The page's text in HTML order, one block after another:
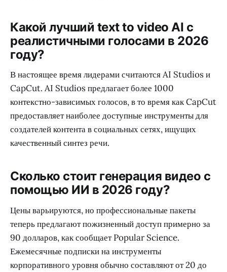
Какой лучший text to video AI с
реалистичными голосами в 2026
году?
В настоящее время лидерами считаются AI Studios и
CapCut. AI Studios предлагает более 1000
контекстно-зависимых голосов, в то время как CapCut
предоставляет наиболее доступные инструменты для
создателей контента в социальных сетях, ищущих
качественный синтез речи.
Сколько стоит генерация видео с
помощью ИИ в 2026 году?
Цены варьируются, но профессиональные пакеты
теперь предлагают пожизненный доступ примерно за
90 долларов, как сообщает Popular Science.
Ежемесячные подписки на инструменты
корпоративного уровня обычно составляют от 20 до